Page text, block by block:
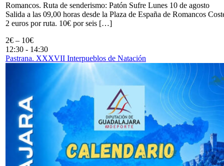
Romancos. Ruta de senderismo: Patón Sufre Lunes 10 de agosto
Salida a las 09,00 horas desde la Plaza de España de Romancos
2 euros por ruta. 10€ por seis […]
2€ – 10€
12:30 - 14:30
Pastrana. XXXVII Interpueblos de Natación